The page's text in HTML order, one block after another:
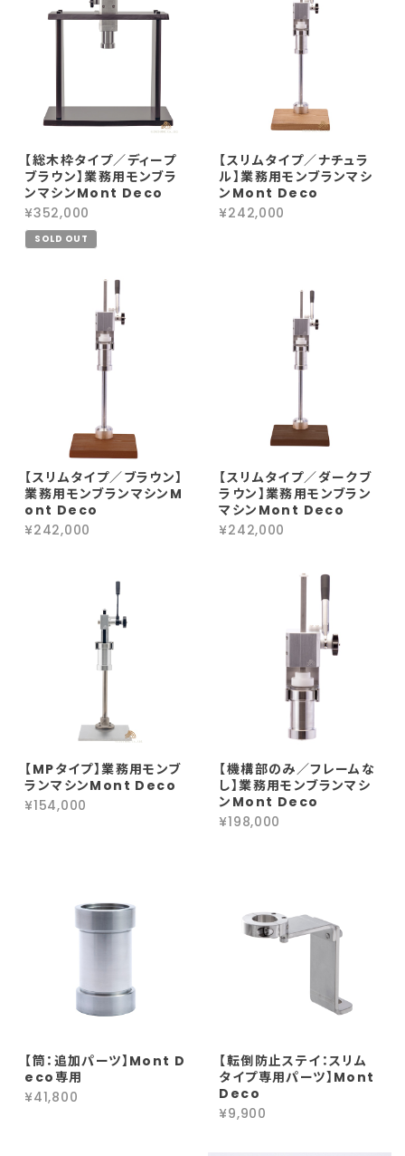
【総木枠タイプ／ディープ
ブラウン】業務用モンブラ
ンマシンMont Deco
¥352,000
SOLD OUT
【スリムタイプ／ナチュラ
ル】業務用モンブランマシ
ンMont Deco
¥242,000
【スリムタイプ／ブラウン】
業務用モンブランマシンM
ont Deco
¥242,000
【スリムタイプ／ダークブ
ラウン】業務用モンブラン
マシンMont Deco
¥242,000
【MPタイプ】業務用モンブ
ランマシンMont Deco
¥154,000
【機構部のみ／フレームな
し】業務用モンブランマシ
ンMont Deco
¥198,000
【筒：追加パーツ】Mont D
eco専用
¥41,800
【転倒防止ステイ：スリム
タイプ専用パーツ】Mont
Deco
¥9,900